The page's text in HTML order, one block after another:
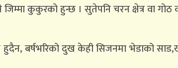
जिम्मा कुकुरको हुन्छ । सुतेपनि चरन क्षेत्र वा
बर्षभरिको दुख केही सिजनमा भेडाको